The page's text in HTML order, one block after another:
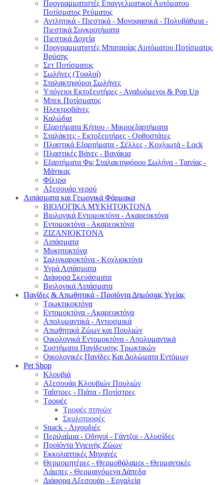
Προγραμματιστές Επαγγελματικοί Αυτόματου
Ποτίσματος Ρεύματος
Αντλητικά - Πιεστικά - Μονοφασικά - Πολυβάθμια -
Πιεστικά Συγκροτήματα
Πιεστικά Δοχεία
Προγραμματιστές Μπαταρίας Αυτόματου Ποτίσματος
Βρύσης
Σετ Ποτίσματος
Σωλήνες (Τυφλοί)
Σταλακτηφόροι Σωλήνες
Υπόγειοι Εκτοξευτήρες - Αναδυόμενοι & Pop Up
Μπεκ Ποτίσματος
Ηλεκτροβάνες
Καλώδια
Εξαρτήματα Κήπου - Μικροεξαρτήματα
Σταλάκτες - Εκτοξευτήρες - Ορθοστάτες
Πλαστικά Εξαρτήματα - Σέλλες - Κοχλιωτά - Lock
Πλαστικές Βάνες - Βανάκια
Εξαρτήματα Φις Σταλακτηφόρου Σωλήνα - Ταινίας -
Μάνικας
Φίλτρα
Αξεσουάρ νερού
Λιπάσματα και Γεωργικά Φάρμακα
ΒΙΟΛΟΓΙΚΑ ΜΥΚΗΤΟΚΤΟΝΑ
Βιολογικά Εντομοκτόνα - Ακαρεοκτόνα
Εντομοκτόνα - Ακαρεοκτόνα
ΖΙΖΑΝΙΟΚΤΟΝΑ
Λιπάσματα
Μυκητοκτόνα
Σαλιγκαροκτόνα - Κοχλιοκτόνα
Υγρά Λιπάσματα
Διάφορα Σκευάσματα
Βιολογικά Λιπάσματα
Παγίδες & Απωθητικά - Προϊόντα Δημόσιας Υγείας
Τρωκτικοκτόνα
Εντομοκτόνα - Ακαρεοκτόνα
Απολυμαντικά - Αντιοσμικά
Απωθητικά Ζώων και Πουλιών
Οικολογικά Εντομοκτόνα - Απολυμαντικά
Συστήματα Παγίδευσης Τρωκτικών
Οικολογικές Παγίδες Και Δολώματα Εντόμων
Pet Shop
Κλουβιά
Αξεσουάρ Κλουβιών Πουλιών
Ταΐστρες - Πιάτα - Ποτίστρες
Τροφές
Τροφές πτηνών
Σκυλοτροφές
Snack - Λιχουδιές
Περιλαίμια - Οδηγοί - Γάντζοι - Αλυσίδες
Προϊόντα Υγιεινής Ζώων
Εκκολαπτικές Μηχανές
Θερμομητέρες - Θερμοθάλαμοι - Θερμαντικές
Λάμπες - Θερμαινόμενα Δάπεδα
Διάφορα Αξεσουάρ - Εργαλεία